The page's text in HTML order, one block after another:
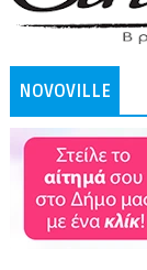
NOVOVILLE